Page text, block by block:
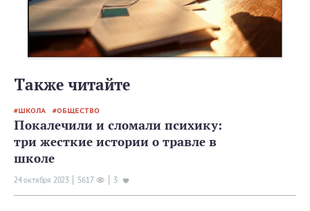
Также читайте
ШКОЛА ОБЩЕСТВО
Покалечили и сломали психику:
три жесткие истории о травле в
школе
24 октября 2023 5617 3